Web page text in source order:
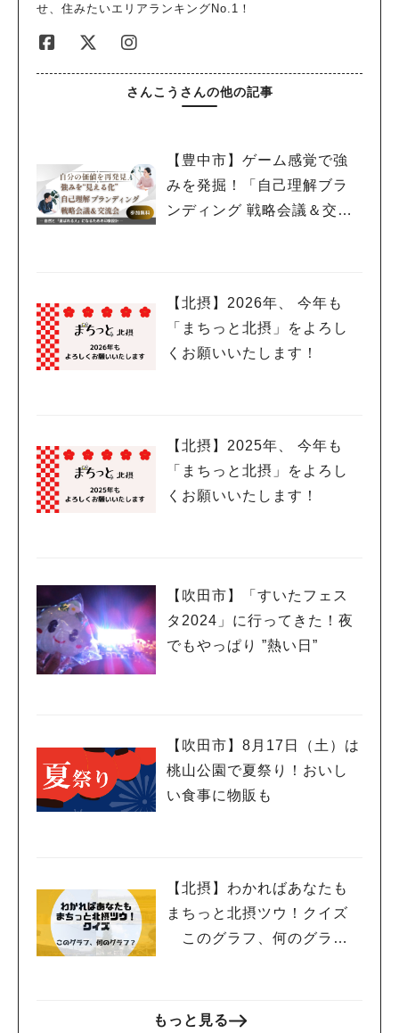
せ、住みたいエリアランキングNo.1！
さんこうさんの他の記事
【豊中市】ゲーム感覚で強
みを発掘！「自己理解ブラ
ンディング 戦略会議＆交流
【北摂】2026年、 今年も
「まちっと北摂」をよろし
くお願いいたします！
【北摂】2025年、 今年も
「まちっと北摂」をよろし
くお願いいたします！
【吹田市】「すいたフェス
タ2024」に行ってきた！夜
でもやっぱり ”熱い日”
【吹田市】8月17日（土）は
桃山公園で夏祭り！おいし
い食事に物販も
【北摂】わかればあなたも
まちっと北摂ツウ！クイズ
このグラフ、何のグラ
もっと見る